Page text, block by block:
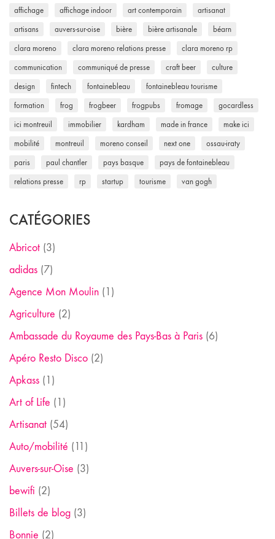
affichage affichage indoor art contemporain artisanat
artisans auvers-sur-oise bière bière artisanale béarn
clara moreno clara moreno relations presse clara moreno rp
communication communiqué de presse craft beer culture
design fintech fontainebleau fontainebleau tourisme
formation frog frogbeer frogpubs fromage gocardless
ici montreuil immobilier kardham made in france make ici
mobilité montreuil moreno conseil next one ossau-iraty
paris paul chantler pays basque pays de fontainebleau
relations presse rp startup tourisme van gogh
CATÉGORIES
Abricot (3)
adidas (7)
Agence Mon Moulin (1)
Agriculture (2)
Ambassade du Royaume des Pays-Bas à Paris (6)
Apéro Resto Disco (2)
Apkass (1)
Art of Life (1)
Artisanat (54)
Auto/mobilité (11)
Auvers-sur-Oise (3)
bewifi (2)
Billets de blog (3)
Bonnie (2)